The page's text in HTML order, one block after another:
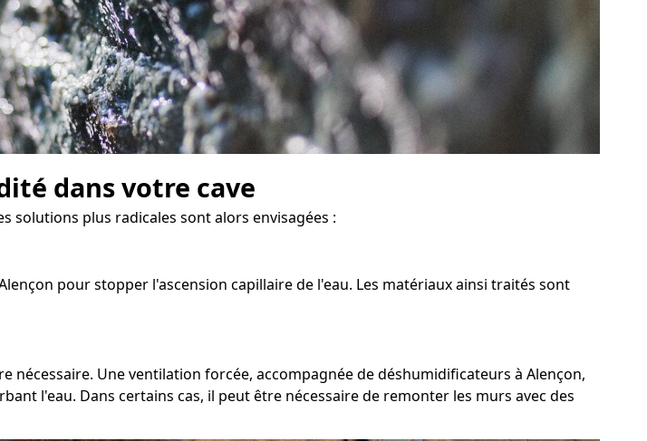
dans votre cave
plus radicales sont alors envisagées :
pour stopper l'ascension capillaire de l'eau. Les matériaux ainsi traités sont
Une ventilation forcée, accompagnée de déshumidificateurs à Alençon,
l'eau. Dans certains cas, il peut être nécessaire de remonter les murs avec des